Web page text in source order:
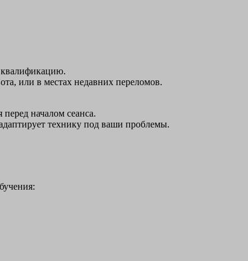
или в местах недавних переломов.
началом сеанса.
технику под ваши проблемы.